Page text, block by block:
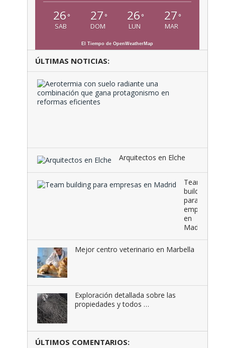
26 °
SAB
27 °
DOM
26 °
LUN
27 °
MAR
El Tiempo de OpenWeatherMap
ÚLTIMAS NOTICIAS:
Arquitectos en Elche
Team
building
para
empresas
en
Madrid
Mejor centro veterinario en Marbella
Exploración detallada sobre las
propiedades y todos …
ÚLTIMOS COMENTARIOS: